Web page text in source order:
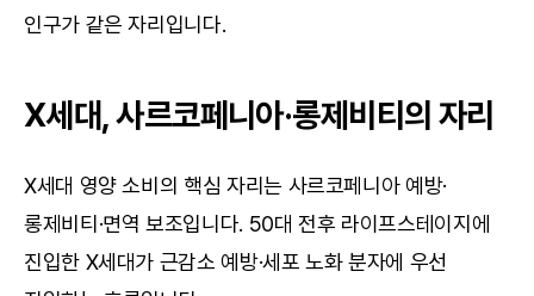
인구가 같은 자리입니다.
X세대, 사르코페니아·롱제비티의 자리
X세대 영양 소비의 핵심 자리는 사르코페니아 예방·
롱제비티·면역 보조입니다. 50대 전후 라이프스테이지에
진입한 X세대가 근감소 예방·세포 노화 분자에 우선